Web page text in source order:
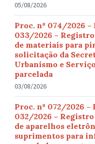
05/08/2026
Proc. nº 074/2026
033/2026 –
de materiais para
solicitação da
Urbanismo e
parcelada
03/08/2026
Proc. nº 072/2026 –
032/2026 –
de aparelhos
suprimentos para